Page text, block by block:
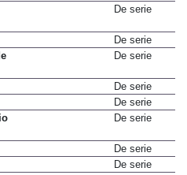
De serie
De serie
De serie
De serie
De serie
De serie
De serie
De serie